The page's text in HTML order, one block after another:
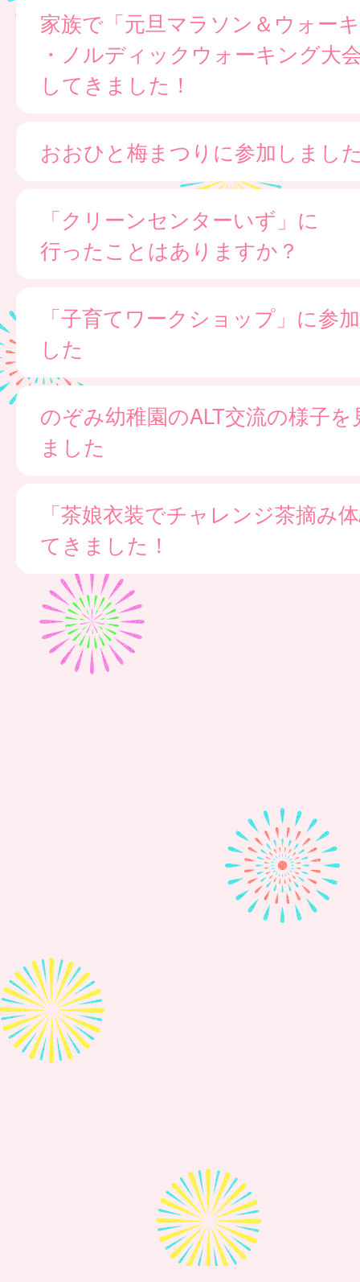
家族で「元旦マラソン＆ウォー
・ノルディックウォーキング大
してきました！
おおひと梅まつりに参加しまし
「クリーンセンターいず」に
行ったことはありますか？
「子育てワークショップ」に参
した
のぞみ幼稚園のALT交流の様子
ました
「茶娘衣装でチャレンジ茶摘み
てきました！